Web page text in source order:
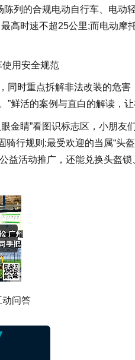
列的合规电动自行车、电动
高时速不超25公里;而电动摩
用安全规范
时重点拆解非法改装的危害
鲜活的案例与直白的解读，让
金睛”看图识标志区，小朋友
行规则;最受欢迎的当属“头
益活动推广，还能兑换头盔
动问答